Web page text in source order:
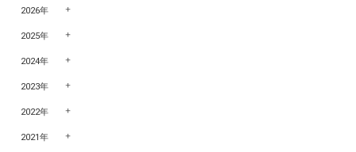
2026年
2025年
2024年
2023年
2022年
2021年